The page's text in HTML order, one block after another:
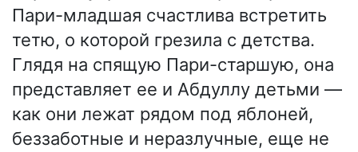
Пари-младшая счастлива встретить
тетю, о которой грезила с детства.
Глядя на спящую Пари-старшую, она
представляет ее и Абдуллу детьми —
как они лежат рядом под яблоней,
беззаботные и неразлучные, еще не